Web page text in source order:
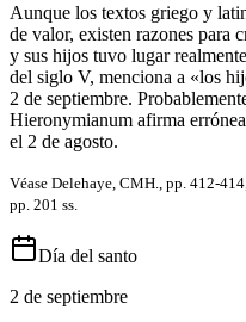
Aunque los textos griego y
de valor, existen razones para
y sus hijos tuvo lugar
del siglo V, menciona a «los
2 de septiembre.
Hieronymianum afirma
el 2 de agosto.
Véase Delehaye, CMH., pp. 412-
pp. 201 ss.
Día del santo
2 de septiembre